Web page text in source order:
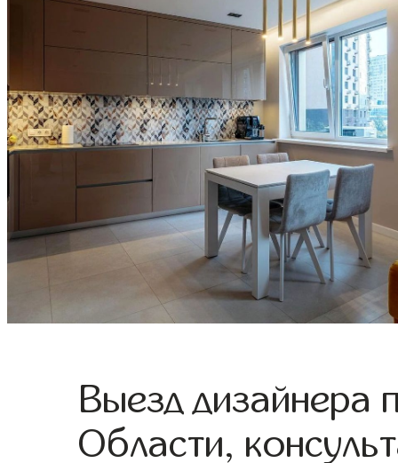
Выезд дизайнера
Области,